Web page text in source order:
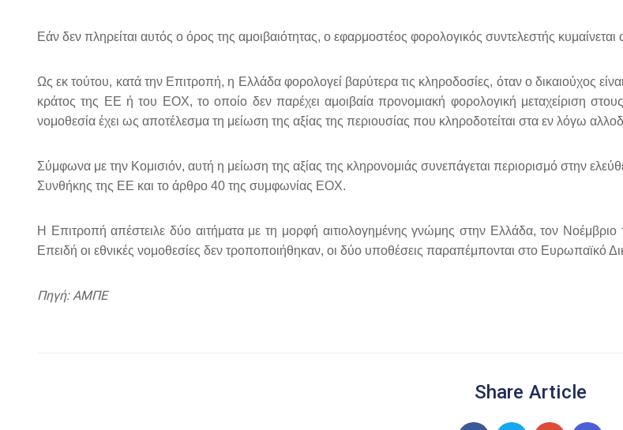
Εάν δεν πληρείται αυτός ο όρος της αμοιβαιότητας, ο εφαρμοστέος φορολογικός συντελεστής
Ως εκ τούτου, κατά την Επιτροπή, η Ελλάδα φορολογεί βαρύτερα τις κληροδοσίες, όταν ο δικαιούχος
κράτος της ΕΕ ή του ΕΟΧ, το οποίο δεν παρέχει αμοιβαία προνομιακή φορολογική μεταχείριση
νομοθεσία έχει ως αποτέλεσμα τη μείωση της αξίας της περιουσίας που κληροδοτείται στα εν λόγω
Σύμφωνα με την Κομισιόν, αυτή η μείωση της αξίας της κληρονομιάς συνεπάγεται περιορισμό στην
Συνθήκης της ΕΕ και το άρθρο 40 της συμφωνίας ΕΟΧ.
Η Επιτροπή απέστειλε δύο αιτήματα με τη μορφή αιτιολογημένης γνώμης στην Ελλάδα, τον
Επειδή οι εθνικές νομοθεσίες δεν τροποποιήθηκαν, οι δύο υποθέσεις παραπέμπονται στο Ευρωπαϊκό
Πηγή: ΑΜΠΕ
Share Article